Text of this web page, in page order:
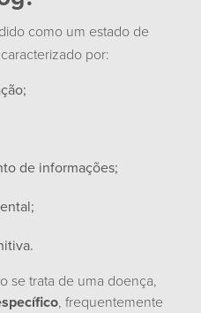
como um estado de
por:
de informações;
se trata de uma doença,
, frequentemente